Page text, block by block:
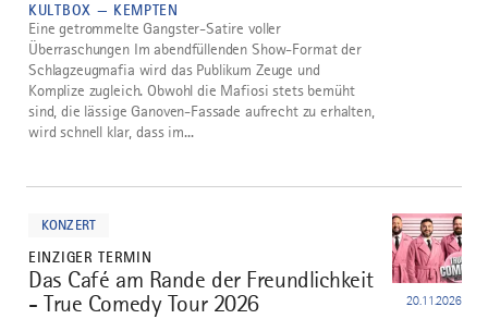
KULTBOX — KEMPTEN
Eine getrommelte Gangster-Satire voller
Überraschungen Im abendfüllenden Show-Format der
Schlagzeugmafia wird das Publikum Zeuge und
Komplize zugleich. Obwohl die Mafiosi stets bemüht
sind, die lässige Ganoven-Fassade aufrecht zu erhalten,
wird schnell klar, dass im...
KONZERT
EINZIGER TERMIN
3
Das Café am Rande der Freundlichkeit
- True Comedy Tour 2026
20.11.2026